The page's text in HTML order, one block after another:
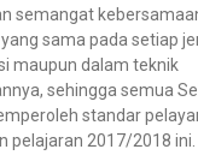
semangat
sama pada setiap
maupun dalam teknik
sehingga semua
standar
pelajaran 2017/2018 ini.